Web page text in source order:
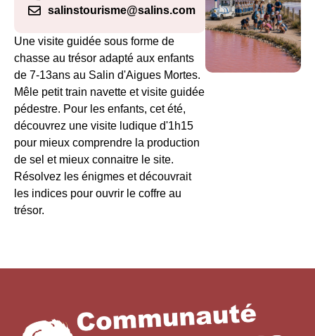
salinstourisme@salins.com
Une visite guidée sous forme de
chasse au trésor adapté aux enfants
de 7-13ans au Salin d'Aigues Mortes.
Mêle petit train navette et visite guidée
pédestre. Pour les enfants, cet été,
découvrez une visite ludique d'1h15
pour mieux comprendre la production
de sel et mieux connaitre le site.
Résolvez les énigmes et découvrait
les indices pour ouvrir le coffre au
trésor.